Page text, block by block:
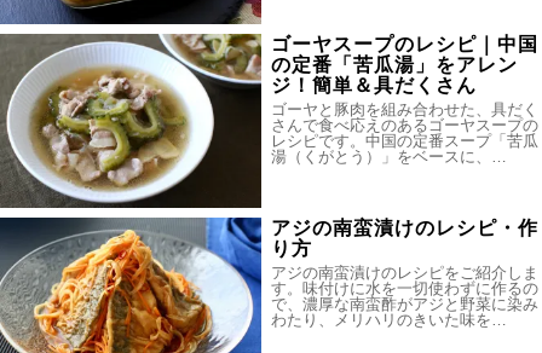
ゴーヤスープのレシピ｜中国
の定番「苦瓜湯」をアレン
ジ！簡単＆具だくさん
ゴーヤと豚肉を組み合わせた、具だく
さんで食べ応えのあるゴーヤスープの
レシピです。中国の定番スープ「苦瓜
湯（くがとう）」をベースに、…
アジの南蛮漬けのレシピ・作
り方
アジの南蛮漬けのレシピをご紹介しま
す。味付けに水を一切使わずに作るの
で、濃厚な南蛮酢がアジと野菜に染み
わたり、メリハリのきいた味を…